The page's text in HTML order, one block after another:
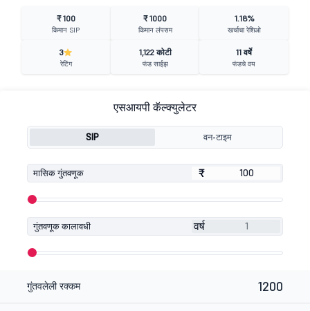
₹ 100
किमान SIP
₹ 1000
किमान लंपसम
1.18%
खर्चाचा रेशिओ
3
रेटिंग
1,122 कोटी
फंड साईझ
11 वर्षे
फंडचे वय
एसआयपी कॅल्क्युलेटर
SIP वन-टाइम
मासिक गुंतवणूक ₹
₹
गुंतवणूक कालावधी वर्ष
गुंतवलेली रक्कम 1200